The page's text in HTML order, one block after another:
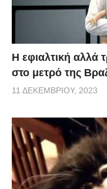
H εφιαλτική
στο μετρό της
11 ΔΕΚΕΜΒΡΊΟΥ, 2023